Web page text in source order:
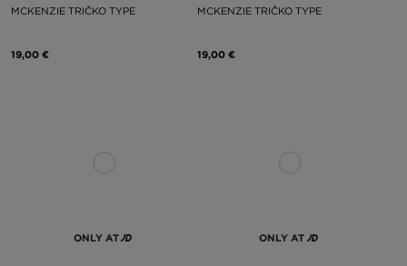
MCKENZIE TRIČKO TYPE
19,00 €
MCKENZIE TRIČKO TYPE
19,00 €
ONLY AT ONLY AT